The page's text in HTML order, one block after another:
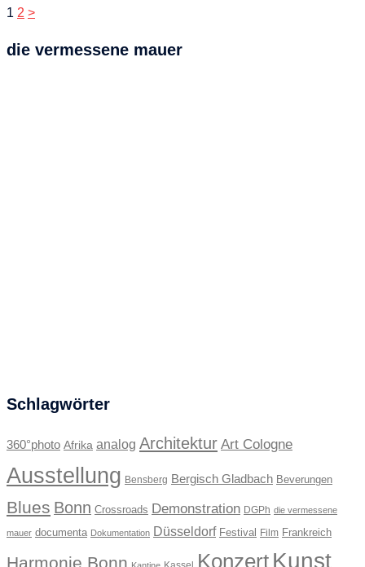
Seitennummerierung
Beiträge
1 2 >
die vermessene mauer
Schlagwörter
360°photo Afrika analog Architektur Art Cologne
Ausstellung Bensberg Bergisch Gladbach Beverungen
Blues Bonn Crossroads Demonstration DGPh die vermessene
mauer documenta Dokumentation Düsseldorf Festival Film Frankreich
Harmonie Bonn Kantine Konzert Kunst